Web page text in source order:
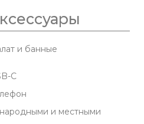
и банные
C
и местными